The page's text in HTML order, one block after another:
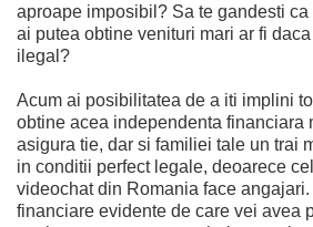
aproape imposibil? Sa te gandesti
ai putea obtine venituri mari ar fi
ilegal?
Acum ai posibilitatea de a iti implini
obtine acea independenta financiara
asigura tie, dar si familiei tale un trai
in conditii perfect legale, deoarece
videochat din Romania face
financiare evidente de care vei avea